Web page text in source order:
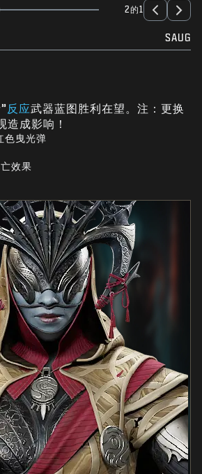
2的1
SAUG
反应武器蓝图胜利在望。注：更换
造成影响！
色曳光弹
效果